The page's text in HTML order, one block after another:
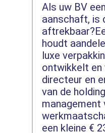
Als uw BV
aanschaft, is
houdt
luxe
ontwikkelt
directeur en
van de
management
een kleine €